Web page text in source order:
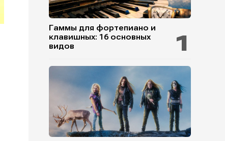
Гаммы для фортепиано и
клавишных: 16 основных
видов